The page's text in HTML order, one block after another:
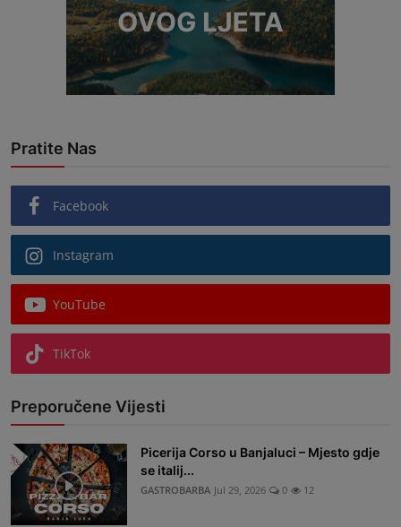
Pratite Nas
Facebook
Instagram
YouTube
TikTok
Preporučene Vijesti
Picerija Corso u Banjaluci – Mjesto gdje
se italij...
GASTROBARBA Jul 29, 2026 0 12